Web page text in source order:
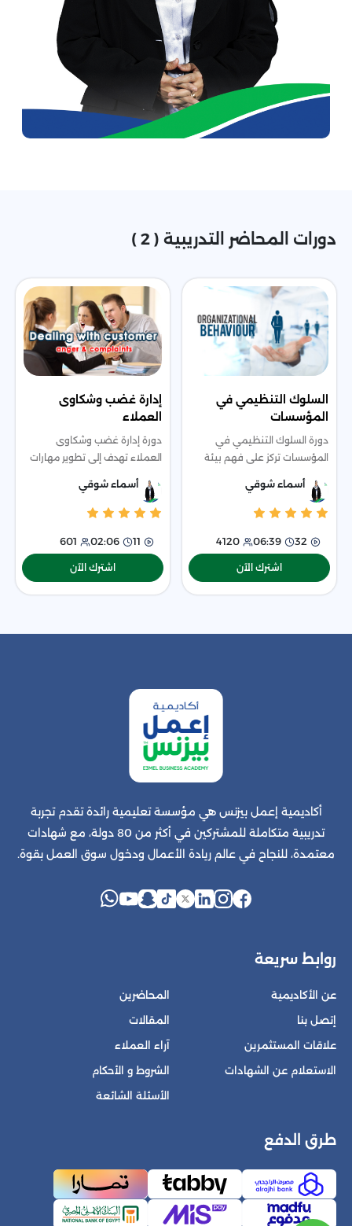
دورات المحاضر التدريبية ( 2 )
السلوك التنظيمي في
المؤسسات
دورة السلوك التنظيمي في
المؤسسات تركز على فهم بيئة
الأهداف بمرونة وكفاءة. تشمل
الدورة نظريات مثل هيرزبرج
أسماء شوقي
32
06:39
4120
اشترك الآن
إدارة غضب وشكاوى
العملاء
دورة إدارة غضب وشكاوى
العملاء تهدف إلى تطوير مهارات
الصعبة، من خلال فهم أسباب
الغضب، احتياجات العميل
أسماء شوقي
11
02:06
601
اشترك الآن
أكاديمية إعمل بيزنس هي مؤسسة تعليمية رائدة تقدم تجربة
تدريبية متكاملة للمشتركين في أكثر من 80 دولة، مع شهادات
معتمدة، للنجاح في عالم ريادة الأعمال ودخول سوق العمل بقوة.
روابط سريعة
عن الأكاديمية
إتصل بنا
علاقات المستثمرين
الاستعلام عن الشهادات
المحاضرين
المقالات
آراء العملاء
الشروط و الأحكام
الأسئلة الشائعة
طرق الدفع